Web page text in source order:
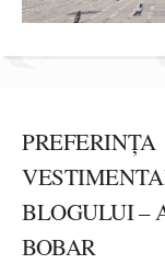
PREFERINȚA
BLOGULUI –
BOBAR